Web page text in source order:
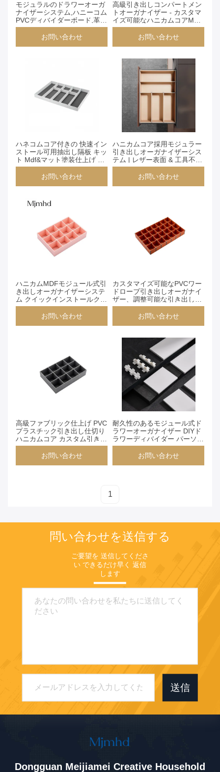
モジュラルのドラワーオーガ
ナイザーシステム,ハニーコム
PVCディバイダーボード,革仕
上げ,カスタムサイズ 2M 長さ
衣類室とキャビネット保管
お問い合わせ
高級引き出しコンパートメン
トオーガナイザー - カスタマ
イズ可能なハニカムコアMDF
仕切り、クイックインストー
ルコネクタ付き、布地表面、
お問い合わせ
ハネコムコア付きの 快速イン
ストール可用抽出し隔板 キッ
ト Mdf&マット塗装仕上げ サ
イズ調整可能 (Yg039)
お問い合わせ
ハニカムコア採用モジュラー
引き出しオーガナイザーシス
テム | レザー表面 & 工具不要
の取り付け | カスタマイズ可
能なPVC仕切り板による家庭/
お問い合わせ
ハニカムMDFモジュール式引
き出しオーガナイザーシステ
ム クイックインストールクリ
ップ設計 2000mm X
60/90mmお問い合わせ
カスタマイズ可能なPVCワー
ドローブ引き出しオーガナイ
ザー、調整可能な引き出し仕
切り、DIYレザー表面
お問い合わせ
高級ファブリック仕上げ PVC
プラスチック引き出し仕切り
ハニカムコア カスタム引き出
しオーガナイザー DIY
お問い合わせ
耐久性のあるモジュール式ド
ラワーオーガナイザー DIYド
ラワーディバイダー パーソナ
ライズ可能なストレージソリ
ューションお問い合わせ
1
問い合わせを送信する
ご要望を 送信してくださ
い できるだけ早く 返信
します
送信
Dongguan Meijiamei Creative Household